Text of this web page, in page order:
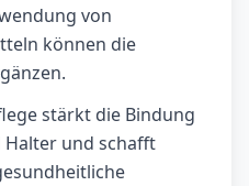
von
können die
stärkt die Bindung
und schafft